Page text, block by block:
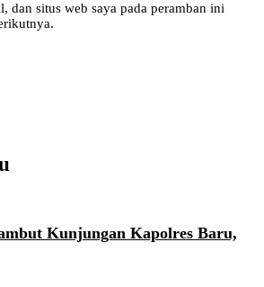
dan situs web saya pada peramban ini
Kunjungan Kapolres Baru,